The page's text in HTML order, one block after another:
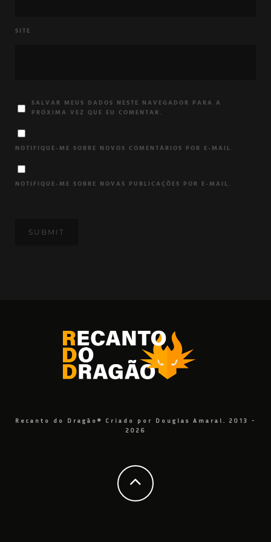
SITE
SALVAR MEUS DADOS NESTE NAVEGADOR PARA A
PRÓXIMA VEZ QUE EU COMENTAR.
NOTIFIQUE-ME SOBRE NOVOS COMENTÁRIOS POR E-MAIL.
NOTIFIQUE-ME SOBRE NOVAS PUBLICAÇÕES POR E-MAIL.
Recanto do Dragão® Criado por Douglas Amaral. 2013 -
2026